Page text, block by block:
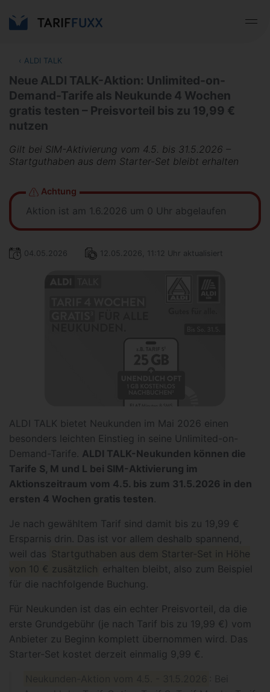
‹ ALDI TALK
Neue ALDI TALK-Aktion: Unlimited-on-
Demand-Tarife als Neukunde 4 Wochen
gratis testen – Preisvorteil bis zu 19,99 €
nutzen
Gilt bei SIM-Aktivierung vom 4.5. bis 31.5.2026 –
Startguthaben aus dem Starter-Set bleibt erhalten
Achtung
Aktion ist am 1.6.2026 um 0 Uhr abgelaufen
04.05.2026 12.05.2026, 11:12 Uhr aktualisiert
ALDI TALK bietet Neukunden im Mai 2026 einen
besonders leichten Einstieg in seine Unlimited-on-
Demand-Tarife. ALDI TALK-Neukunden können die
Tarife S, M und L bei SIM-Aktivierung im
Aktionszeitraum vom 4.5. bis zum 31.5.2026 in den
ersten 4 Wochen gratis testen.
Je nach gewähltem Tarif sind damit bis zu 19,99 €
Ersparnis drin. Das ist vor allem deshalb spannend,
weil das Startguthaben aus dem Starter-Set in Höhe
von 10 € zusätzlich erhalten bleibt, also zum Beispiel
für die nachfolgende Buchung.
Für Neukunden ist das ein echter Preisvorteil, da die
erste Grundgebühr (je nach Tarif bis zu 19,99 €) vom
Anbieter zu Beginn komplett übernommen wird. Das
Starter-Set kostet derzeit einmalig 9,99 €.